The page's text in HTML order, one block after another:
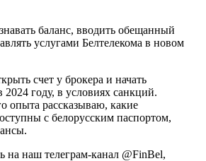
баланс, вводить обещанный
услугами Белтелекома в новом
счет у брокера и начать
2024 году, в условиях санкций.
опыта рассказываю, какие
с белорусским паспортом,
на наш телеграм-канал @FinBel,